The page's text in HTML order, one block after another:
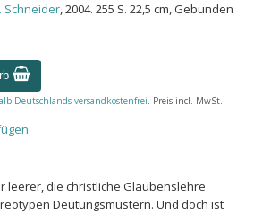
Schneider, 2004. 255 S. 22,5 cm, Gebunden
Deutschlands versandkostenfrei. Preis incl. MwSt.
leerer, die christliche Glaubenslehre
Deutungsmustern. Und doch ist